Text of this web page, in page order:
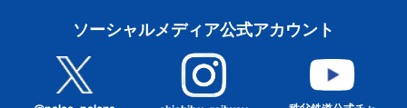
ソーシャルメディア公式アカウント